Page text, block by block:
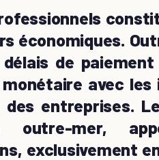
économiques.
de
avec les
entreprises.
outre-mer,
exclusivement